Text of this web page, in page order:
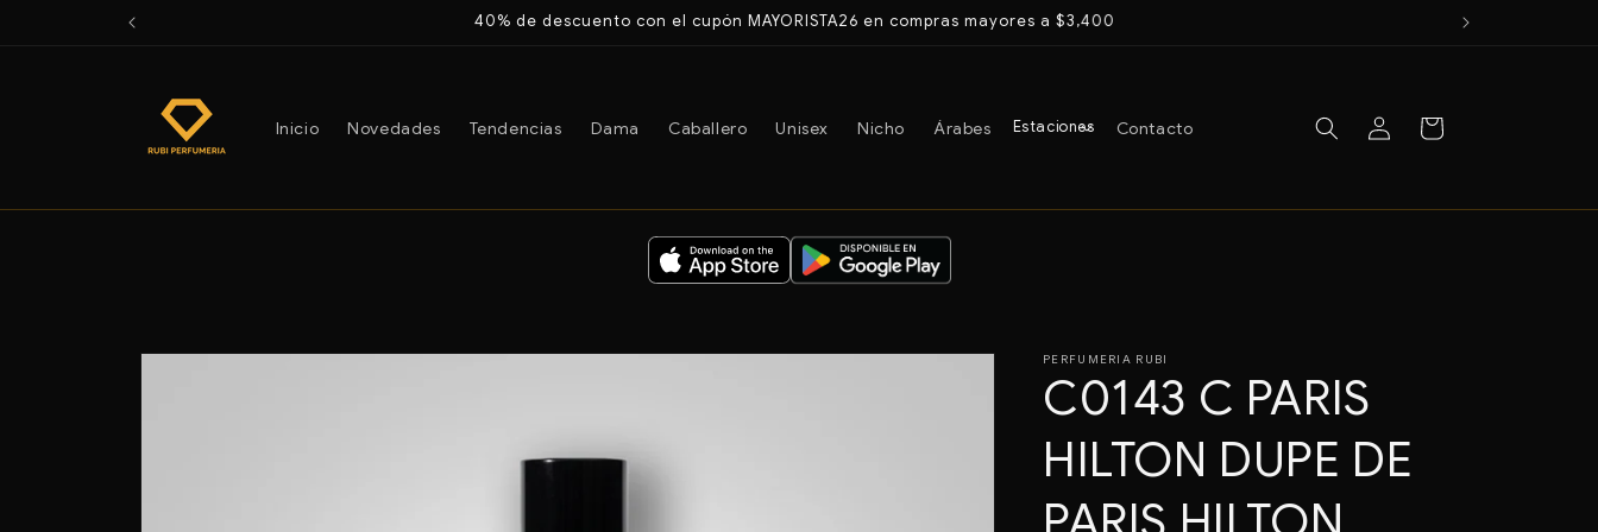
directamente
40% de descuento con el cupón MAYORISTA26 en compras mayores a $3,400
Inicio Novedades Tendencias Dama Caballero Unisex Nicho Árabes Estaciones Contacto
sesión
Carrito
directamente
PERFUMERIA RUBI
C0143 C PARIS
HILTON DUPE DE